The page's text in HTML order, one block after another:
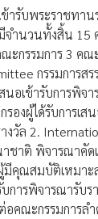
ารับพระราชทาน
ำนวนทั้งสิ้น 15
ะกรรมการ 3 คณ
กรรมการส
อเข้ารับการพิจา
องผู้ได้รับการเส
งวัล 2.
ชาติ พิจารณาคัด
มีคุณสมบัติเหมา
การพิจารณารับร
คณะกรรมการล